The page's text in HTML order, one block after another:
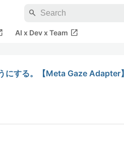
search
AI x Dev x Team open_in_new
にする。【Meta Gaze Adapter】